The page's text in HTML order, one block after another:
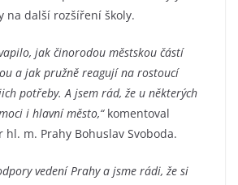
na další rozšíření školy.
jak činorodou městskou částí
a jak pružně reagují na rostoucí
potřeby. A jsem rád, že u některých
i hlavní město,“komentoval
m. Prahy Bohuslav Svoboda.
vedení Prahy a jsme rádi, že si